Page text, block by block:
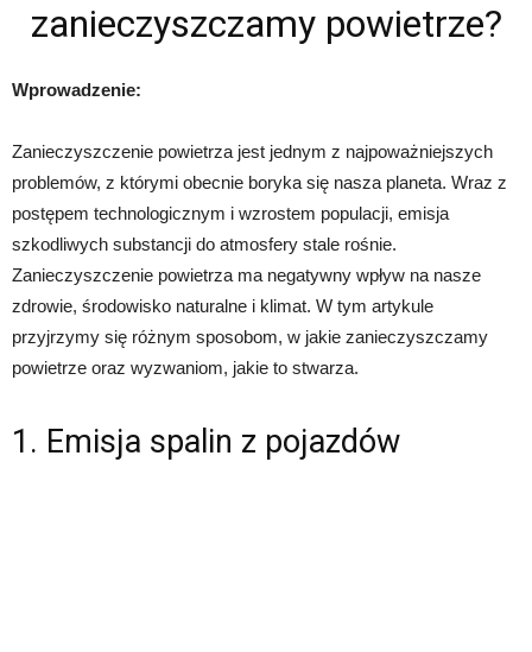
zanieczyszczamy powietrze?
Wprowadzenie:
Zanieczyszczenie powietrza jest jednym z najpoważniejszych
problemów, z którymi obecnie boryka się nasza planeta. Wraz z
postępem technologicznym i wzrostem populacji, emisja
szkodliwych substancji do atmosfery stale rośnie.
Zanieczyszczenie powietrza ma negatywny wpływ na nasze
zdrowie, środowisko naturalne i klimat. W tym artykule
przyjrzymy się różnym sposobom, w jakie zanieczyszczamy
powietrze oraz wyzwaniom, jakie to stwarza.
1. Emisja spalin z pojazdów